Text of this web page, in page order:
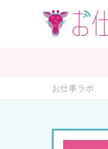
お仕事ラボ